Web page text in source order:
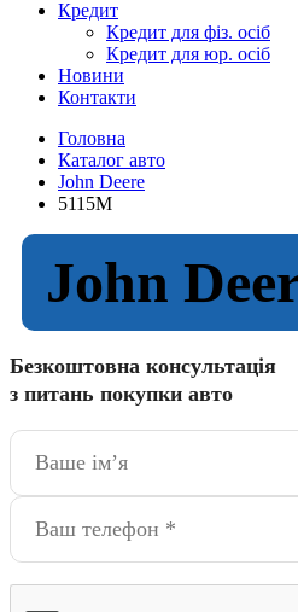
Кредит
Кредит для фіз. осіб
Кредит для юр. осіб
Новини
Контакти
Головна
Каталог авто
John Deere
5115M
John
Безкоштовна консультація
з питань покупки авто